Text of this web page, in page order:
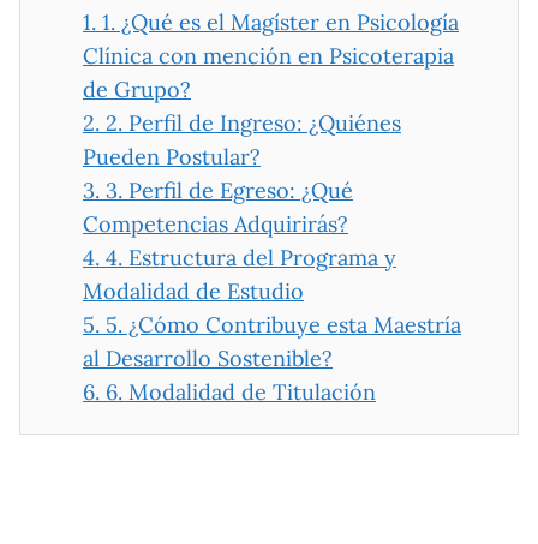
1. 1. ¿Qué es el Magíster en Psicología
Clínica con mención en Psicoterapia
de Grupo?
2. 2. Perfil de Ingreso: ¿Quiénes
Pueden Postular?
3. 3. Perfil de Egreso: ¿Qué
Competencias Adquirirás?
4. 4. Estructura del Programa y
Modalidad de Estudio
5. 5. ¿Cómo Contribuye esta Maestría
al Desarrollo Sostenible?
6. 6. Modalidad de Titulación